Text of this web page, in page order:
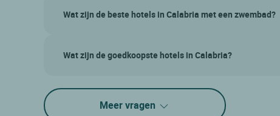
Wat zijn de beste hotels in Calabria met een zwembad?
Wat zijn de goedkoopste hotels in Calabria?
Meer vragen